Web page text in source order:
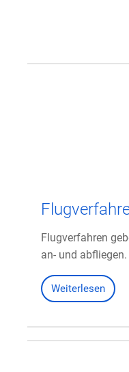
Flugverfahren
an- und
Weiterlesen